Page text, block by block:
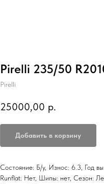
Pirelli 235/50
Pirelli
25000,00 р.
Добавить в корзину
Состояние: Б/у, Износ: 6.3, Год
Runflat: Нет, Шипы: нет,